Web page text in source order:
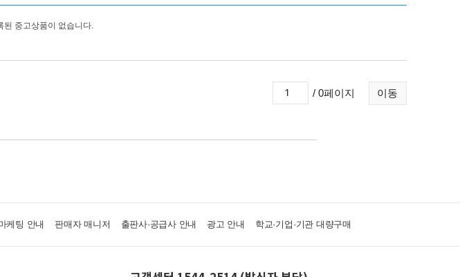
된 중고상품이 없습니다.
이동
/ 0페이지
케팅 안내 판매자 매니저 출판사·공급사 안내 광고 안내 학교·기업·기관 대량구매